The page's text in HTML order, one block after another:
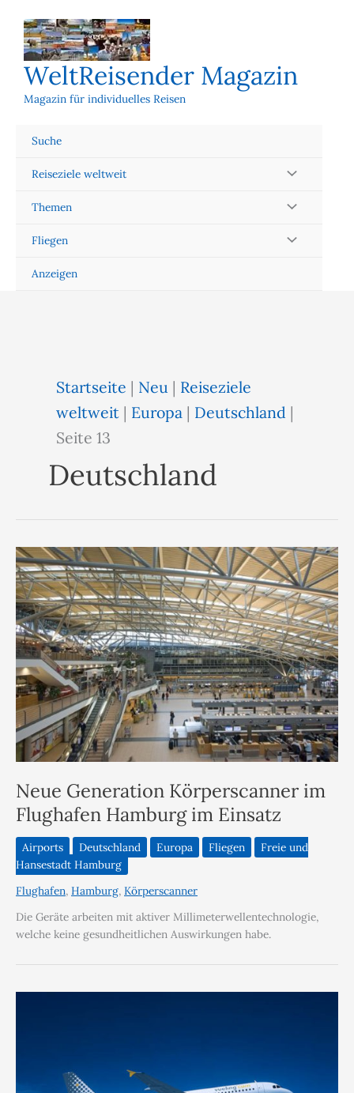
Inhalt
springen
WeltReisender Magazin
Magazin für individuelles Reisen
Suche
Reiseziele weltweit
Themen
Fliegen
Anzeigen
Startseite | Neu | Reiseziele
weltweit | Europa | Deutschland |
Seite 13
Deutschland
Neue Generation Körperscanner im
Flughafen Hamburg im Einsatz
Airports Deutschland Europa Fliegen
Freie und
Hansestadt Hamburg
Flughafen, Hamburg, Körperscanner
Die Geräte arbeiten mit aktiver Millimeterwellentechnologie,
welche keine gesundheitlichen Auswirkungen habe.